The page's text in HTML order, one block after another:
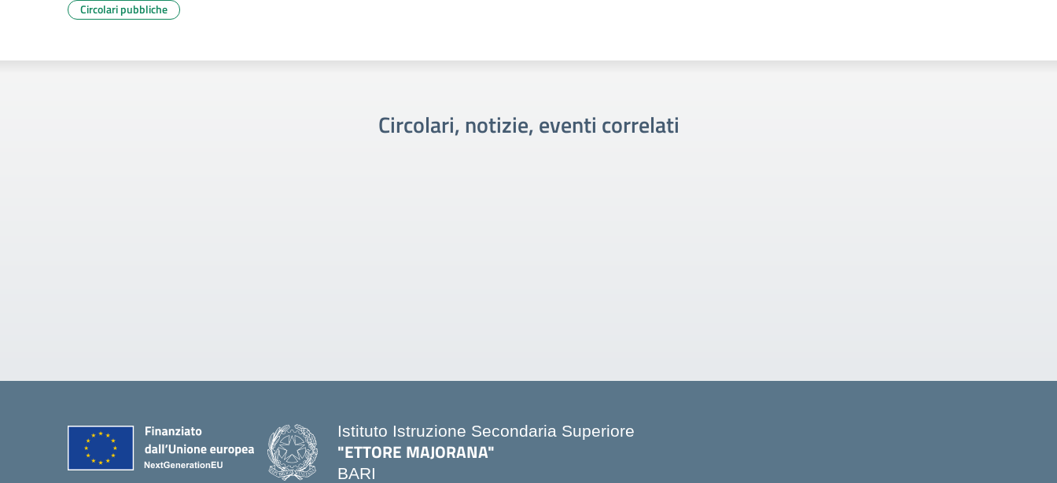
Circolari pubbliche
Circolari, notizie, eventi correlati
Istituto Istruzione Secondaria Superiore
"ETTORE MAJORANA"
BARI